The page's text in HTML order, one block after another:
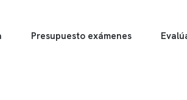
Presupuesto exámenes